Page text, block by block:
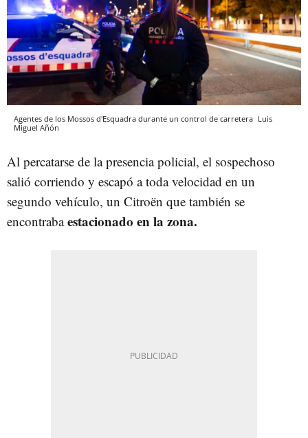
Agentes de los Mossos d'Esquadra durante un control de carretera Luis
Miguel Añón
Al percatarse de la presencia policial, el sospechoso
salió corriendo y escapó a toda velocidad en un
segundo vehículo, un Citroën que también se
encontrabaestacionado en la zona.